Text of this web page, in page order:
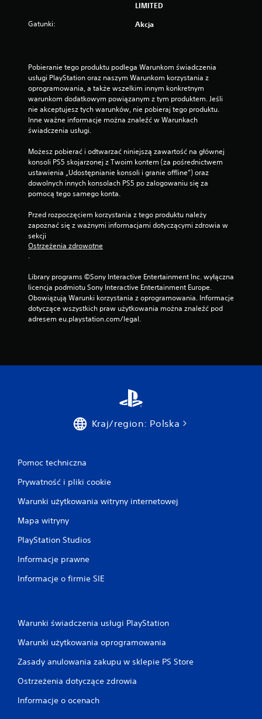
LIMITED
Gatunki: Akcja
Pobieranie tego produktu podlega Warunkom świadczenia
usługi PlayStation oraz naszym Warunkom korzystania z
oprogramowania, a także wszelkim innym konkretnym
warunkom dodatkowym powiązanym z tym produktem. Jeśli
nie akceptujesz tych warunków, nie pobieraj tego produktu.
Inne ważne informacje można znaleźć w Warunkach
świadczenia usługi.
Możesz pobierać i odtwarzać niniejszą zawartość na głównej
konsoli PS5 skojarzonej z Twoim kontem (za pośrednictwem
ustawienia „Udostępnianie konsoli i granie offline”) oraz
dowolnych innych konsolach PS5 po zalogowaniu się za
pomocą tego samego konta.
Przed rozpoczęciem korzystania z tego produktu należy
zapoznać się z ważnymi informacjami dotyczącymi zdrowia w
sekcji
Ostrzeżenia zdrowotne
.
Library programs ©Sony Interactive Entertainment Inc. wyłączna
licencja podmiotu Sony Interactive Entertainment Europe.
Obowiązują Warunki korzystania z oprogramowania. Informacje
dotyczące wszystkich praw użytkowania można znaleźć pod
adresem eu.playstation.com/legal.
Kraj/region: Polska
Pomoc techniczna
Prywatność i pliki cookie
Warunki użytkowania witryny internetowej
Mapa witryny
PlayStation Studios
Informacje prawne
Informacje o firmie SIE
Warunki świadczenia usługi PlayStation
Warunki użytkowania oprogramowania
Zasady anulowania zakupu w sklepie PS Store
Ostrzeżenia dotyczące zdrowia
Informacje o ocenach